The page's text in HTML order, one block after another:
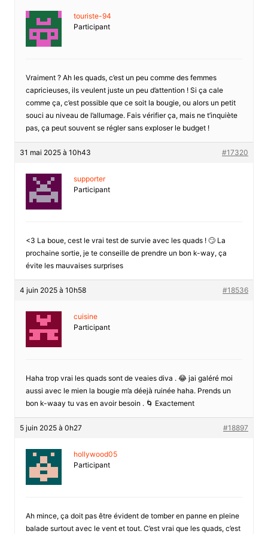
touriste-94
Participant
Vraiment ? Ah les quads, c’est un peu comme des femmes
capricieuses, ils veulent juste un peu d’attention ! Si ça cale
comme ça, c’est possible que ce soit la bougie, ou alors un petit
souci au niveau de l’allumage. Fais vérifier ça, mais ne t’inquiète
pas, ça peut souvent se régler sans exploser le budget !
31 mai 2025 à 10h43 #17320
supporter
Participant
<3 La boue, cest le vrai test de survie avec les quads ! 🙄 La
prochaine sortie, je te conseille de prendre un bon k-way, ça
évite les mauvaises surprises
4 juin 2025 à 10h58 #18536
cuisine
Participant
Haha trop vrai les quads sont de veaies diva . 😂 jai galéré moi
aussi avec le mien la bougie m’a déejà ruinée haha. Prends un
bon k-waay tu vas en avoir besoin . 🌀 Exactement
5 juin 2025 à 0h27 #18897
hollywood05
Participant
Ah mince, ça doit pas être évident de tomber en panne en pleine
balade surtout avec le vent et tout. C’est vrai que les quads, c’est